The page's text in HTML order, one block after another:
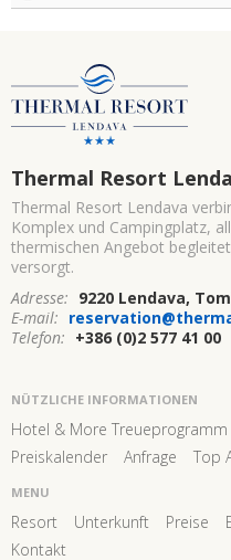
Thermal Resort
Thermal Resort Lendava
Komplex und Campingplatz,
thermischen Angebot
versorgt.
Adresse: 9220 Lendava,
E-mail:
Telefon: +386 (0)2 577 41 00
NÜTZLICHE INFORMATIONEN
Hotel & More Treueprogramm
Preiskalender
Anfrage Top
MENU
Resort Unterkunft Preise
Kontakt